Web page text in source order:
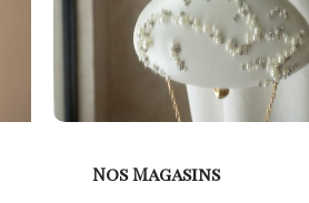
Nos Magasins